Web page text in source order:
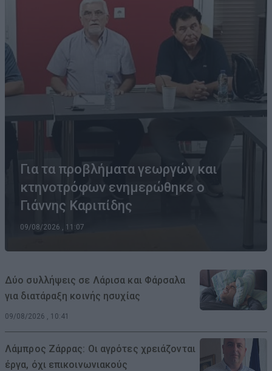
Για τα προβλήματα γεωργών και
κτηνοτρόφων ενημερώθηκε ο
Γιάννης Καριπίδης
09/08/2026 , 11:07
Δύο συλλήψεις σε Λάρισα και Φάρσαλα
για διατάραξη κοινής ησυχίας
09/08/2026 , 10:41
Λάμπρος Ζάρρας: Οι αγρότες χρειάζονται
έργα, όχι επικοινωνιακούς